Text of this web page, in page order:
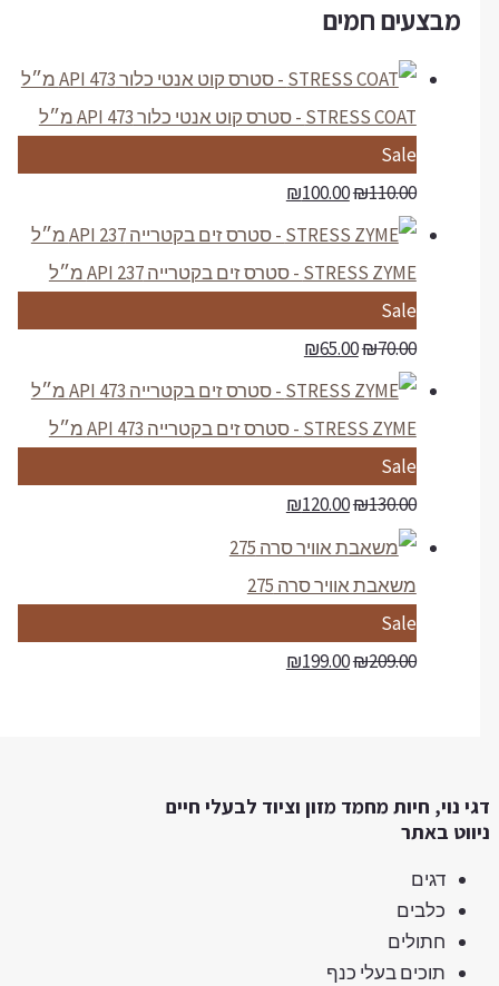
מבצעים חמים
STRESS COAT - סטרס קוט אנטי כלור API 473 מ״ל
Sale
P
r
o
d
u
c
t
o
s
a
e
₪110.00
₪100.00
STRESS ZYME - סטרס זים בקטרייה API 237 מ״ל
Sale
P
r
o
d
u
c
t
n
s
₪70.00
₪65.00
STRESS ZYME - סטרס זים בקטרייה API 473 מ״ל
Sale
P
r
o
d
u
c
s
e
₪130.00
₪120.00
משאבת אוויר סרה 275
Sale
P
r
c
n
s
₪209.00
₪199.00
נוי, חיות מחמד מזון וציוד לבעלי חיים
באתר
דגים
כלבים
חתולים
תוכים בעלי כנף